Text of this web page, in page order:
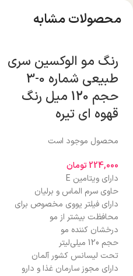
محصولات مشابه
رنگ مو الوکسین سری
طبیعی شماره 0-3
حجم 120 میل رنگ
قهوه ای تیره
محصول موجود است
224,000تومان
دارای ویتامین E
حاوی سرم الماس و برلیان
دارای فیلتر یووی مخصوص برای
محافظت بیشتر از مو
درخشان کننده مو
حجم 120 میلی‌لیتر
تحت لیسانس کشور آلمان
دارای مجوز سارمان غذا و دارو